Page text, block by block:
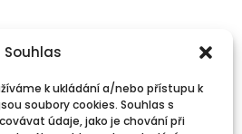
k ukládání a/nebo přístupu k
soubory cookies. Souhlas s
údaje, jako je chování při
Spojte se s námi!